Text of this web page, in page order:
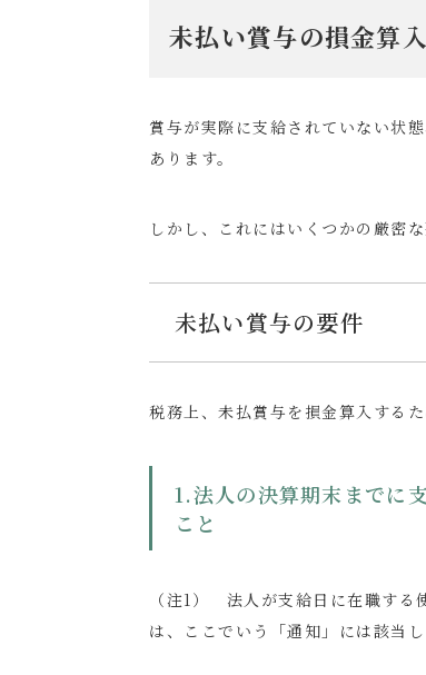
未払い賞与の損金算
賞与が実際に支給されていない状
あります。
しかし、これにはいくつかの厳密な
未払い賞与の要件
税務上、未払賞与を損金算入する
1.法人の決算期末までに
こと
（注1） 法人が支給日に在職する
は、ここでいう「通知」には該当し